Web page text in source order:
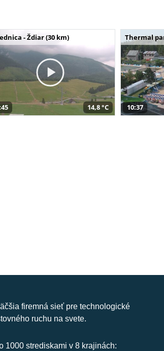
- Ždiar (30 km)
14,8 °C
Thermal
10:37
firemná sieť pre technologické
ruchu na svete.
1000 strediskami v 8 krajinách: